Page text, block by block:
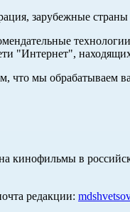
зарубежные страны
"Интернет",
что мы
кинофильмы в
редакции: